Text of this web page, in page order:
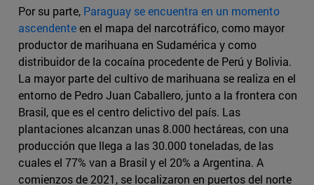
Por su parte, Paraguay se encuentra en un momento
ascendenteen el mapa del narcotráfico, como mayor
productor de marihuana en Sudamérica y como
distribuidor de la cocaína procedente de Perú y Bolivia.
La mayor parte del cultivo de marihuana se realiza en el
entorno de Pedro Juan Caballero, junto a la frontera con
Brasil, que es el centro delictivo del país. Las
plantaciones alcanzan unas 8.000 hectáreas, con una
producción que llega a las 30.000 toneladas, de las
cuales el 77% van a Brasil y el 20% a Argentina. A
comienzos de 2021, se localizaron en puertos del norte